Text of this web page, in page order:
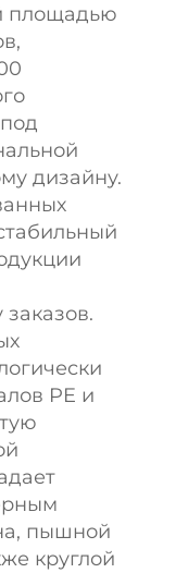
площадью
дизайну.
PE и
пышной
круглой